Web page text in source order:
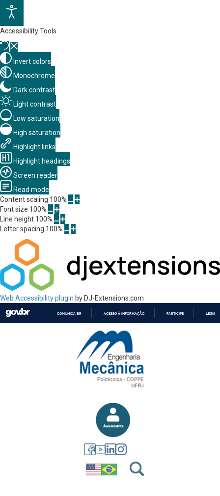
Accessibility Tools
Invert colors
Monochrome
Dark contrast
Light contrast
Low saturation
High saturation
Highlight links
Highlight headings
Screen reader
Read mode
Content scaling 100%
Font size 100%
Line height 100%
Letter spacing 100%
Web Accessibility plugin by DJ-Extensions.com
PARA
CONTEÚDO
COMUNICA BR ACESSO À INFORMAÇÃO PARTICIPE